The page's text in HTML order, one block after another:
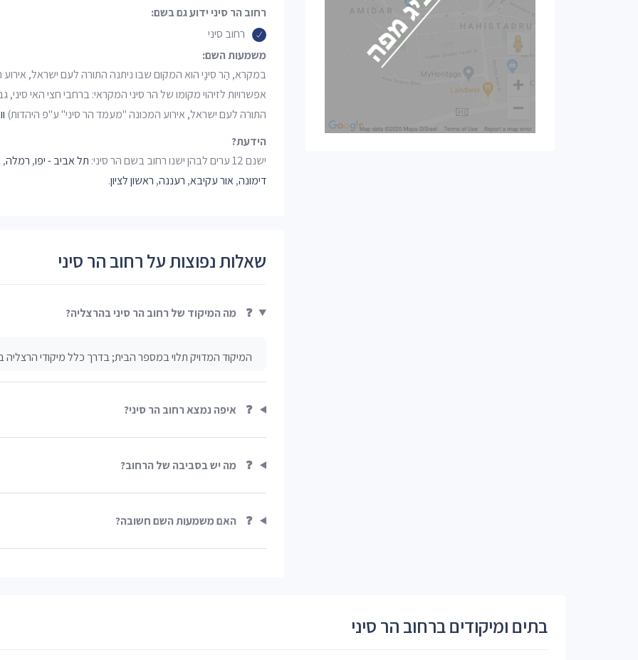
רחוב הר סיני ידוע גם בשם:
רחוב סיני
משמעות השם:
במקרא, הַר סִינָי הוא המקום שבו ניתנה התורה לעם ישראל,
אפשרויות לזיהוי מקומו של הר סיני המקראי: ברחבי חצי האי
התורה לעם ישראל, אירוע המכונה "מעמד הר סיני" ע"פ היהדות)
הידעת?
ישנם 12 ערים לבהן ישנו רחוב בשם הר סיני:
תל אביב - יפו, רמלה,
דימונה,אור עקיבא, רעננה, ראשון לציון.
שאלות נפוצות על רחוב הר סיני
❓ מה המיקוד של רחוב הר סיני בהרצליה?
המיקוד המדויק תלוי במספר הבית; בדרך כלל מיקודי הרצליה בסדרה 4670000-
❓ איפה נמצא רחוב הר סיני?
❓ מה יש בסביבה של הרחוב?
❓ האם משמעות השם חשובה?
בתים ומיקודים ברחוב הר סיני